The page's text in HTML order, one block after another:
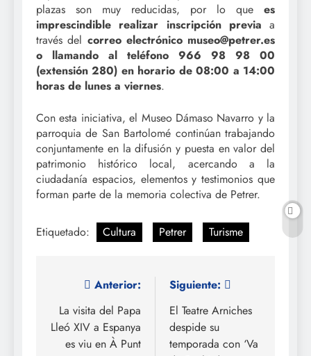
plazas son muy reducidas, por lo que es
imprescindible realizar inscripción previa a
través del correo electrónico museo@petrer.es
o llamando al teléfono 966 98 98 00
(extensión 280) en horario de 08:00 a 14:00
horas de lunes a viernes.
Con esta iniciativa, el Museo Dámaso Navarro y la
parroquia de San Bartolomé continúan trabajando
conjuntamente en la difusión y puesta en valor del
patrimonio histórico local, acercando a la
ciudadanía espacios, elementos y testimonios que
forman parte de la memoria colectiva de Petrer.
Etiquetado: Cultura Petrer Turisme
Navegación
de
entradas
Anterior:
La visita del Papa
Lleó XIV a Espanya
es viu en À Punt
Siguiente:
El Teatre Arniches
despide su
temporada con ‘Va